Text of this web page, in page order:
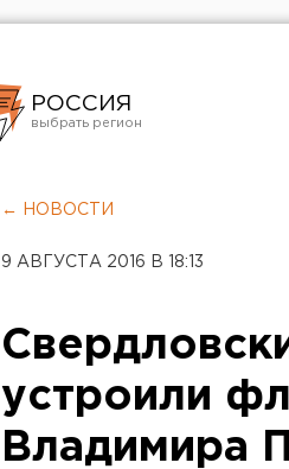
РОССИЯ
Челябинск
← НОВОСТИ
9 АВГУСТА 2016 В 18:13
устроили
Владимира